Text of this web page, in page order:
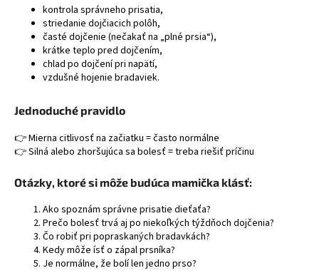
kontrola správneho prisatia,
striedanie dojčiacich polôh,
časté dojčenie (nečakať na „plné prsia“),
krátke teplo pred dojčením,
chlad po dojčení pri napätí,
vzdušné hojenie bradaviek.
Jednoduché pravidlo
👉 Mierna citlivosť na začiatku = často normálne
👉 Silná alebo zhoršujúca sa bolesť = treba riešiť príčinu
Otázky, ktoré si môže budúca mamička klásť:
Ako spoznám správne prisatie dieťaťa?
Prečo bolesť trvá aj po niekoľkých týždňoch dojčenia?
Čo robiť pri popraskaných bradavkách?
Kedy môže ísť o zápal prsníka?
Je normálne, že bolí len jedno prso?